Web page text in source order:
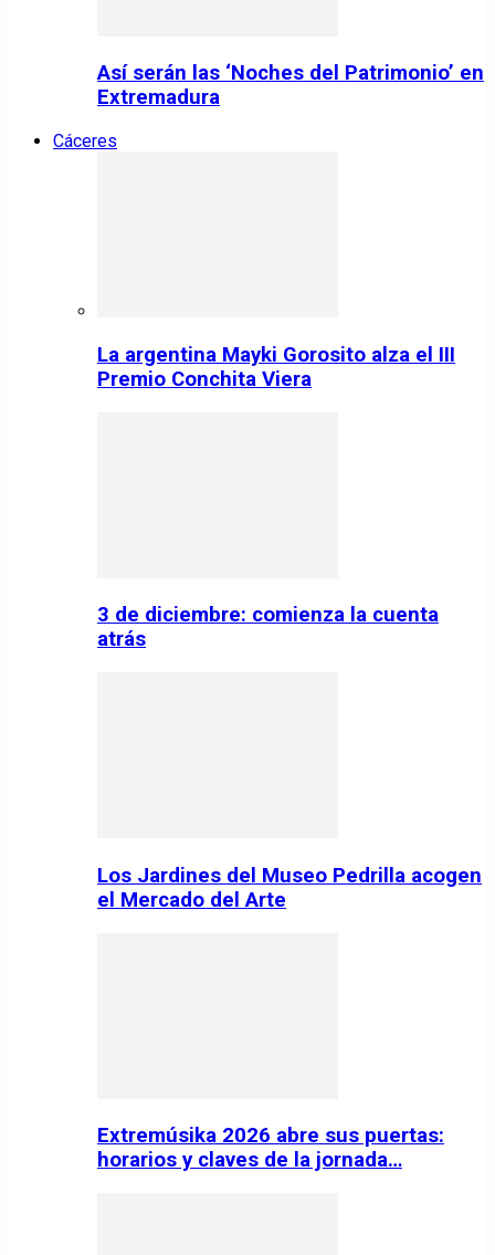
Así serán las ‘Noches del Patrimonio’ en
Extremadura
Cáceres
La argentina Mayki Gorosito alza el III
Premio Conchita Viera
3 de diciembre: comienza la cuenta
atrás
Los Jardines del Museo Pedrilla acogen
el Mercado del Arte
Extremúsika 2026 abre sus puertas:
horarios y claves de la jornada…